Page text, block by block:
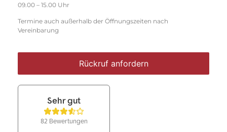
09.00 – 15.00 Uhr
Termine auch außerhalb der Öffnungszeiten nach
Vereinbarung
Rückruf anfordern